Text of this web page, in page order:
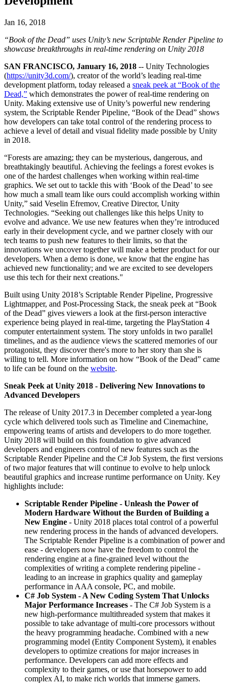
Анализ после запуска и операции с живыми играми
Развивайте
Привлечение пользователей
Будьте замечены и привлекайте мобильных пользователей
Встроенные покупки
Управляйте IAP в магазинах и D2C
Монетизация
Соединяйте игроков с подходящими играми
Unity
Примеры использования
Мобильные игры
Создавайте и развивайте мобильные хиты с Unity
Инди-игры
Выпускайте большие игры с небольшими командами
XR-игры
Запускайте XR-игры на разных платформах
Многопользовательские игры
Упрощенное создание многопользовательских игр
Торговля
Автомобильная отрасль
Увеличьте инновации и впечатления в автомобиле
Посмотреть все отрасли
Дополнительная информация
Истории успеха из реальной жизни
Советы и хитрости от экспертов
Демонстрационные проекты
Демо-версии, образцы и строительные блоки
Все ресурсы
Что нового
Блог
Новости
Новости, истории и пресс-центр
Присоединяйтесь к разработчикам, креаторам и инсайдерам
Празднование Unity-креаторов по всему миру
Практические руководства
Образование
Для студентов
Запустите свою карьеру
Для преподавателей
Улучшите свое преподавание
Лицензия Education Grant
Принесите мощь Unity в ваше учебное заведение
Программы сертификации
Докажите свое мастерство в Unity
Jan 16, 2018
“Book of the Dead” uses Unity’s new Scriptable Render Pipeline to
showcase breakthroughs in real-time rendering on Unity 2018
SAN FRANCISCO, January 16, 2018 -- Unity Technologies
(https://unity3d.com/), creator of the world’s leading real-time
development platform, today released a sneak peek at “Book of the
Dead,” which demonstrates the power of real-time rendering on
Unity. Making extensive use of Unity’s powerful new rendering
system, the Scriptable Render Pipeline, “Book of the Dead” shows
how developers can take total control of the rendering process to
achieve a level of detail and visual fidelity made possible by Unity
in 2018.
“Forests are amazing; they can be mysterious, dangerous, and
breathtakingly beautiful. Achieving the feelings a forest evokes is
one of the hardest challenges when working within real-time
graphics. We set out to tackle this with ‘Book of the Dead’ to see
how much a small team like ours could accomplish working within
Unity,” said Veselin Efremov, Creative Director, Unity
Technologies. “Seeking out challenges like this helps Unity to
evolve and advance. We use new features when they’re introduced
early in their development cycle, and we partner closely with our
tech teams to push new features to their limits, so that the
innovations we uncover together will make a better product for our
developers. When a demo is done, we know that the engine has
achieved new functionality; and we are excited to see developers
use this tech for their next creations."
Built using Unity 2018’s Scriptable Render Pipeline, Progressive
Lightmapper, and Post-Processing Stack, the sneak peek at “Book
of the Dead” gives viewers a look at the first-person interactive
experience being played in real-time, targeting the PlayStation 4
computer entertainment system. The story unfolds in two parallel
timelines, and as the audience views the scattered memories of our
protagonist, they discover there's more to her story than she is
willing to tell. More information on how “Book of the Dead” came
to life can be found on the website.
Sneak Peek at Unity 2018 - Delivering New Innovations to
Advanced Developers
The release of Unity 2017.3 in December completed a year-long
cycle which delivered tools such as Timeline and Cinemachine,
empowering teams of artists and developers to do more together.
Unity 2018 will build on this foundation to give advanced
developers and engineers control of new features such as the
Scriptable Render Pipeline and the C# Job System, the first versions
of two major features that will continue to evolve to help unlock
beautiful graphics and increase runtime performance on Unity. Key
highlights include:
Scriptable Render Pipeline - Unleash the Power of
Modern Hardware Without the Burden of Building a
New Engine - Unity 2018 places total control of a powerful
new rendering process in the hands of advanced developers.
The Scriptable Render Pipeline is a combination of power and
ease - developers now have the freedom to control the
rendering engine at a fine-grained level without the
complexities of writing a complete rendering pipeline -
leading to an increase in graphics quality and gameplay
performance in AAA console, PC, and mobile.
C# Job System - A New Coding System That Unlocks
Major Performance Increases - The C# Job System is a
new high-performance multithreaded system that makes it
possible to take advantage of multi-core processors without
the heavy programming headache. Combined with a new
programming model (Entity Component System), it enables
developers to optimize creations for major increases in
performance. Developers can add more effects and
complexity to their games, or use that horsepower to add
complex AI, to make rich worlds that immerse gamers.